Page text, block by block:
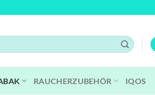
RAUCHERZUBEHÖR IQOS